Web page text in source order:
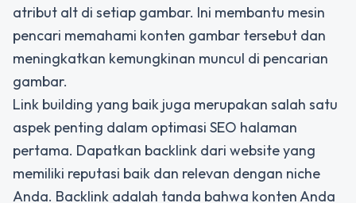
atribut alt di setiap gambar. Ini membantu mesin
pencari memahami konten gambar tersebut dan
meningkatkan kemungkinan muncul di pencarian
gambar.
Link building yang baik juga merupakan salah satu
aspek penting dalam optimasi SEO halaman
pertama. Dapatkan backlink dari website yang
memiliki reputasi baik dan relevan dengan niche
Anda. Backlink adalah tanda bahwa konten Anda